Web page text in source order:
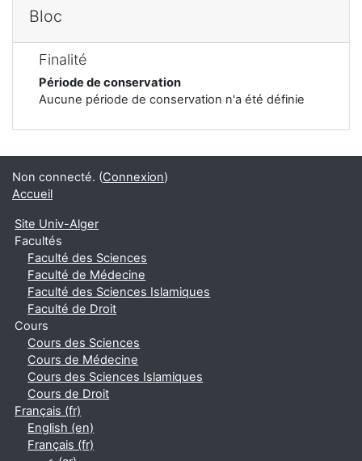
Bloc
Finalité
Période de conservation
Aucune période de conservation n'a été définie
Non connecté. (Connexion)
Accueil
Site Univ-Alger
Facultés
Faculté des Sciences
Faculté de Médecine
Faculté des Sciences Islamiques
Faculté de Droit
Cours
Cours des Sciences
Cours de Médecine
Cours des Sciences Islamiques
Cours de Droit
Français ‎(fr)‎
English ‎(en)‎
Français ‎(fr)‎